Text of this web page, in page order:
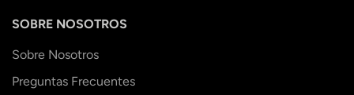
SOBRE NOSOTROS
Sobre Nosotros
Preguntas Frecuentes